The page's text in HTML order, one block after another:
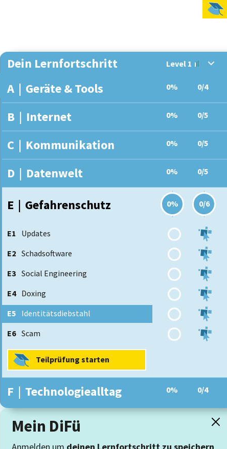
Dein Lernfortschritt Level 1
A | Geräte & Tools 0% 0/4
B | Internet 0% 0/5
C | Kommunikation 0% 0/5
D | Datenwelt 0% 0/5
E | Gefahrenschutz 0% 0/6
E1
Updates
E2 Schadsoftware
E3 Social Engineering
E4 Doxing
E5 Identitätsdiebstahl
E6 Scam
Teilprüfung starten
F | Technologiealltag 0% 0/4
Mein DiFü